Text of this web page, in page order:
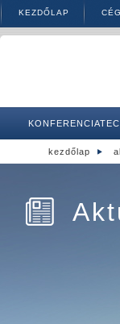
KEZDŐLAP
kezdőlap